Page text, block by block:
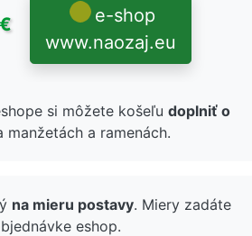
e-shop
www.naozaj.eu
si môžete košeľu doplniť o
manžetách a ramenách.
na mieru postavy. Miery zadáte
eshop.